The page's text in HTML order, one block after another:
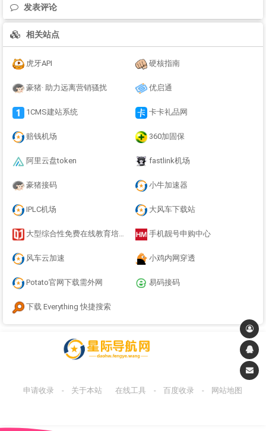
发表评论
相关站点
虎牙API 硬核指南
豪猪· 助力远离营销骚扰 优启通
1CMS建站系统 卡卡礼品网
赔钱机场 360加固保
阿里云盘token fastlink机场
豪猪接码 小牛加速器
IPLC机场 大风车下载站
大型综合性免费在线教育培训学习 手机靓号申购中心
风车云加速 小鸡内网穿透
Potato官网下载需外网 易码接码
下载 Everything 快捷搜索
申请收录 - 关于本站 在线工具 - 百度收录 - 网站地图